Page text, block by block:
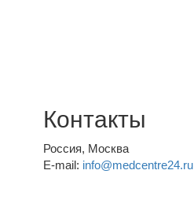
Контакты
Россия, Москва
E-mail: info@medcentre24.ru